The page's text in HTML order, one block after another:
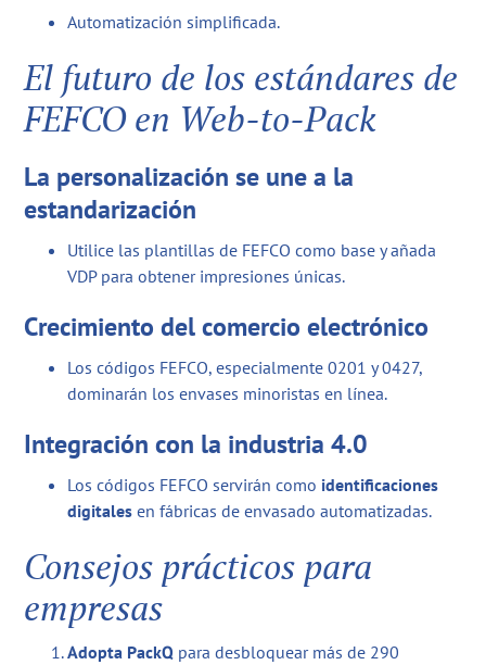
Automatización simplificada.
El futuro de los estándares de
FEFCO en Web-to-Pack
La personalización se une a la
estandarización
Utilice las plantillas de FEFCO como base y añada
VDP para obtener impresiones únicas.
Crecimiento del comercio electrónico
Los códigos FEFCO, especialmente 0201 y 0427,
dominarán los envases minoristas en línea.
Integración con la industria 4.0
Los códigos FEFCO servirán como identificaciones
digitales en fábricas de envasado automatizadas.
Consejos prácticos para
empresas
Adopta PackQ para desbloquear más de 290